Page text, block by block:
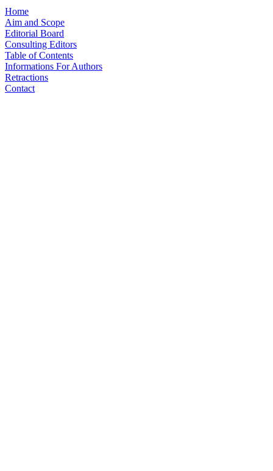
Home
Aim and Scope
Editorial Board
Consulting Editors
Table of Contents
Informations For Authors
Retractions
Contact